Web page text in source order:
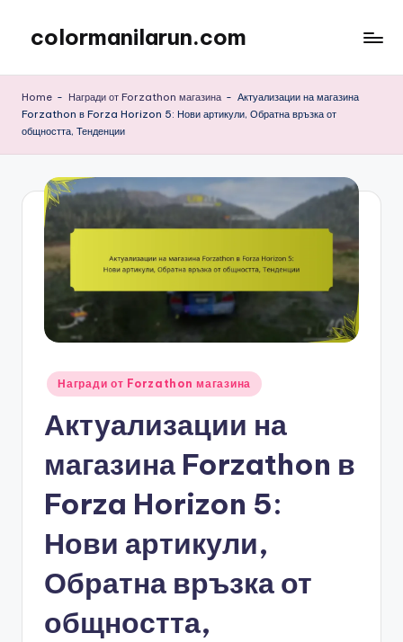
content
colormanilarun.com
Home - Награди от Forzathon магазина - Актуализации на магазина
Forzathon в Forza Horizon 5: Нови артикули, Обратна връзка от
общността, Тенденции
Posted
in
Награди от Forzathon магазина
Актуализации на
магазина Forzathon в
Forza Horizon 5:
Нови артикули,
Обратна връзка от
общността,